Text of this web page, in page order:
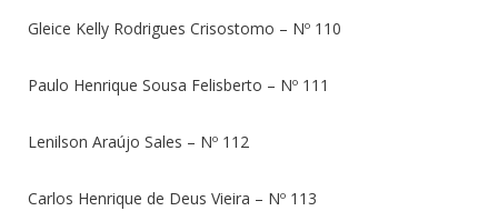
Gleice Kelly Rodrigues Crisostomo – Nº 110
Paulo Henrique Sousa Felisberto – Nº 111
Lenilson Araújo Sales – Nº 112
Carlos Henrique de Deus Vieira – Nº 113